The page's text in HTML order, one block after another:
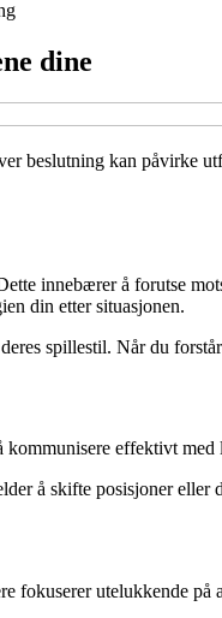
dine
beslutning kan påvirke
innebærer å forutse
din etter situasjonen.
spillestil. Når du
effektivt
å skifte posisjoner
fokuserer utelukkende